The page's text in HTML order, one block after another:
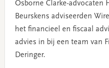
Osborne Clarke-advocaten
Beurskens adviseerden
het financieel en fiscaal
advies in bij een team van
Deringer.